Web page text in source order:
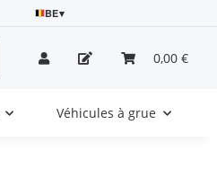
BE▾
0,00 €
Véhicules à grue